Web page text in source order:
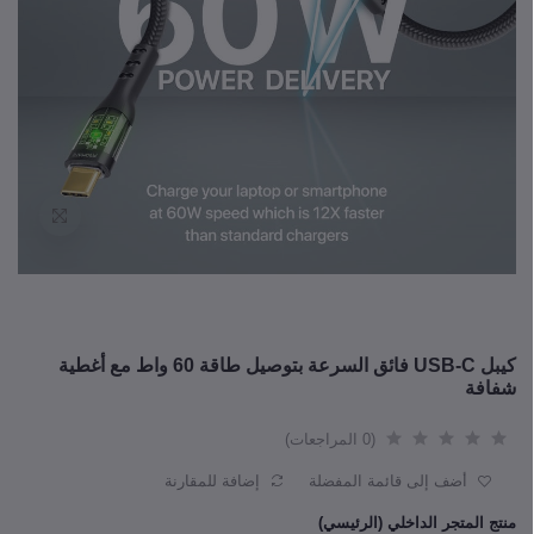
كيبل USB-C فائق السرعة بتوصيل طاقة 60 واط مع أغطية
شفافة
(0 المراجعات)
أضف إلى قائمة المفضلة إضافة للمقارنة
منتج المتجر الداخلي (الرئيسي)